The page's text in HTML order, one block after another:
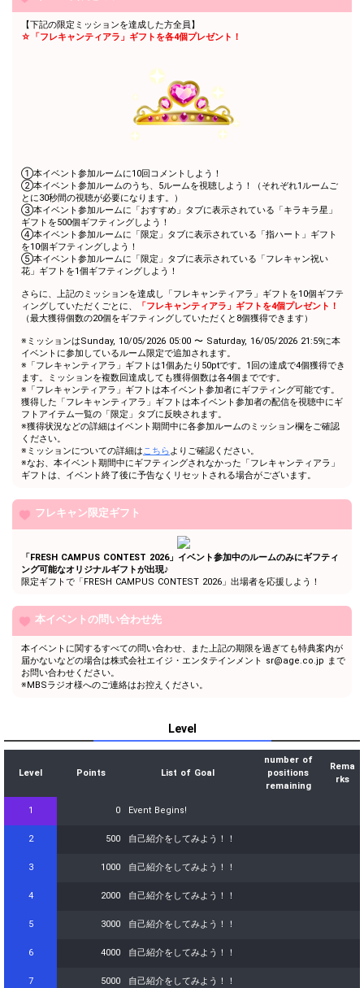
59 57000
自分の趣味や特技を話してみ
よう！
よう！
自分の趣味や特技を話してみ
よう！
6万pt達成おめでとう！
63
る！？
64 62000
ファンマークも考えてみ
る！？
65 63000
ファンマークも考えてみ
る！？
66 64000
ファンマークも考えてみ
る！？
67 65000
ファンマークも考えてみ
る！？
68 66000
る！？
69 67000
ファンマークも考えてみ
る！？
70 68000
ファンマークも考えてみ
る！？
71
ファンマークも考えてみ
る！？
72 70000 7万pt達成おめでとう！
73 71000
う！
自由に配信を楽しんでみよ
75 73000
自由に配信を楽しんでみよ
う！
76 74000
77 75000
う！
78 76000
自由に配信を楽しんでみよ
う！
80 78000
自由に配信を楽しんでみよ
う！
81 79000
自由に配信を楽しんでみよ
82 80000 8万pt達成おめでとう！
83 81000
う！
84 82000
自由に配信を楽しんでみよ
自由に配信を楽しんでみよ
う！
う！
【下記の限定ミッションを達成した方全員】
☆「フレキャンティアラ」ギフトを各4個プレゼント！
①本イベント参加ルームに10回コメントしよう！
②本イベント参加ルームのうち、5ルームを視聴しよう！（それぞれ1ルームご
とに30秒間の視聴が必要になります。）
③本イベント参加ルームに「おすすめ」タブに表示されている「キラキラ星」
ギフトを500個ギフティングしよう！
④本イベント参加ルームに「限定」タブに表示されている「指ハート」ギフト
を10個ギフティングしよう！
⑤本イベント参加ルームに「限定」タブに表示されている「フレキャン祝い
花」ギフトを1個ギフティングしよう！
さらに、上記のミッションを達成し「フレキャンティアラ」ギフトを10個ギフテ
ィングしていただくごとに、
「フレキャンティアラ」ギフトを4個プレゼント！
（最大獲得個数の20個をギフティングしていただくと8個獲得できます）
※ミッションはSunday, 10/05/2026 05:00 〜 Saturday, 16/05/2026 21:59に本
イベントに参加しているルーム限定で追加されます。
※「フレキャンティアラ」ギフトは1個あたり50ptです。1回の達成で4個獲得でき
ます。ミッションを複数回達成しても獲得個数は各4個までです。
※「フレキャンティアラ」ギフトは本イベント参加者にギフティング可能です。
獲得した「フレキャンティアラ」ギフトは本イベント参加者の配信を視聴中にギ
フトアイテム一覧の「限定」タブに反映されます。
※獲得状況などの詳細はイベント期間中に各参加ルームのミッション欄をご確認
ください。
※ミッションについての詳細はこちらよりご確認ください。
※なお、本イベント期間中にギフティングされなかった「フレキャンティアラ」
ギフトは、イベント終了後に予告なくリセットされる場合がございます。
フレキャン限定ギフト
「FRESH CAMPUS CONTEST 2026」イベント参加中のルームのみにギフティ
ング可能なオリジナルギフトが出現♪
限定ギフトで「FRESH CAMPUS CONTEST 2026」出場者を応援しよう！
本イベントの問い合わせ先
本イベントに関するすべての問い合わせ、また上記の期限を過ぎても特典案内が
届かないなどの場合は株式会社エイジ・エンタテインメント sr@age.co.jp まで
お問い合わせください。
※MBSラジオ様へのご連絡はお控えください。
Level
Level Points List of Goal
number of
positions
remaining
Rema
rks
1 0 Event Begins!
2 500 自己紹介をしてみよう！！
3 1000 自己紹介をしてみよう！！
4 2000 自己紹介をしてみよう！！
5 3000 自己紹介をしてみよう！！
6 4000 自己紹介をしてみよう！！
7 5000 自己紹介をしてみよう！！